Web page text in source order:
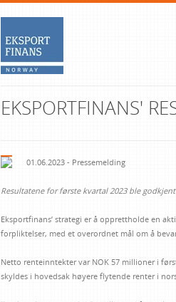
EKSPORTFINANS'
01.06.2023 - Pressemelding
Resultatene for første kvartal 2023 ble
Eksportfinans’ strategi er å opprettholde en
forpliktelser, med et overordnet mål om å
Netto renteinntekter var NOK 57 millioner i
skyldes i hovedsak høyere flytende renter i